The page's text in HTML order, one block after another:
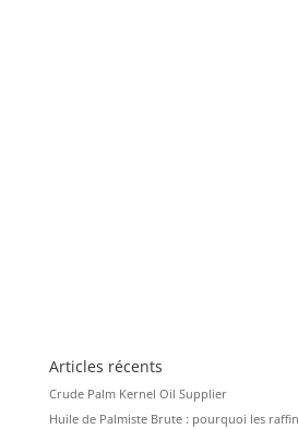
Articles récents
Crude Palm Kernel Oil Supplier
Huile de Palmiste Brute : pourquoi les